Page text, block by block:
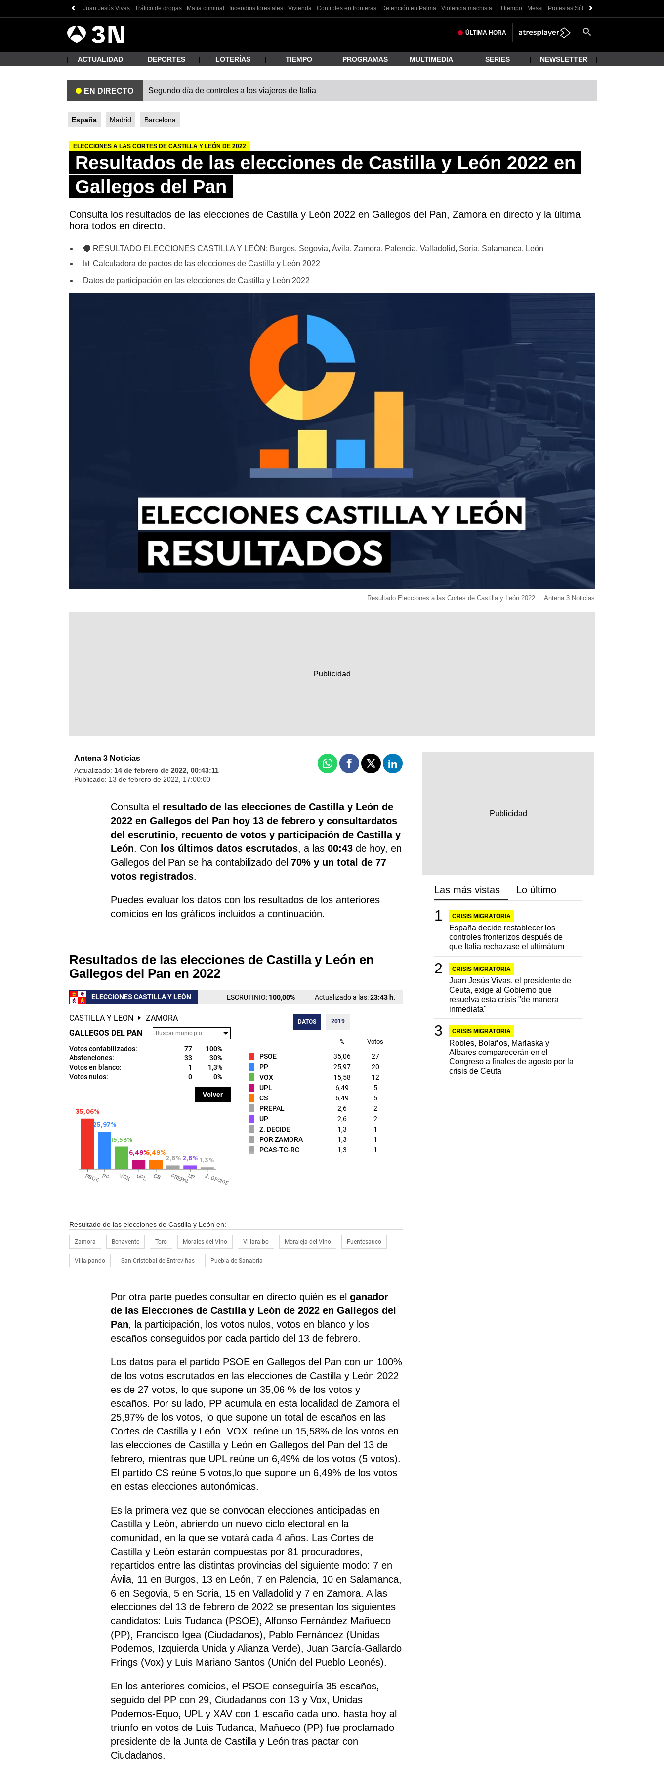
Juan Jesús Vivas Tráfico de drogas Mafia criminal Incendios forestales Vivienda Controles en fronteras Detención en Palma Violencia machista El tiempo Messi Protestas Sóller
3
Noticias ÚLTIMA HORA
Buscar
ACTUALIDAD DEPORTES LOTERÍAS TIEMPO PROGRAMAS MULTIMEDIA SERIES NEWSLETTER
EN DIRECTO Segundo día de controles a los viajeros de Italia
España Madrid Barcelona
ELECCIONES A LAS CORTES DE CASTILLA Y LEÓN DE 2022
Resultados de las elecciones de Castilla y León 2022 en
Gallegos del Pan
Consulta los resultados de las elecciones de Castilla y León 2022 en Gallegos del Pan, Zamora en directo y la última
hora todos en directo.
🔴 RESULTADO ELECCIONES CASTILLA Y LEÓN : Burgos, Segovia, Ávila, Zamora, Palencia, Valladolid, Soria, Salamanca, León
📊 Calculadora de pactos de las elecciones de Castilla y León 2022
Datos de participación en las elecciones de Castilla y León 2022
Resultado Elecciones a las Cortes de Castilla y León 2022 Antena 3 Noticias
Antena 3 Noticias
Actualizado: 14 de febrero de 2022, 00:43:11
Publicado: 13 de febrero de 2022, 17:00:00
WhatsappFacebook
X Linkedin
Consulta el resultado de las elecciones de Castilla y León de
2022 en Gallegos del Pan hoy 13 de febrero y consultardatos
del escrutinio, recuento de votos y participación de Castilla y
León. Con los últimos datos escrutados, a las00:43 de hoy, en
Gallegos del Pan se ha contabilizado del70% y un total de 77
votos registrados.
Puedes evaluar los datos con los resultados de los anteriores
comicios en los gráficos incluidos a continuación.
Resultados de las elecciones de Castilla y León en
Gallegos del Pan en 2022
ELECCIONES CASTILLA Y LEÓN ESCRUTINIO: 100,00% Actualizado a las: 23:43 h.
CASTILLA Y LEÓN
ZAMORA
GALLEGOS DEL PAN
Votos contabilizados: 77
100%
Abstenciones:
33
30%
Votos en blanco:
1
1,3%
Votos nulos:
0 0%
Volver
PSOE PP VOX UPL CS PREPALUP Z. DECIDE
35,06%
25,97%
15,58%
6,49%6,49%
2,6% 2,6% 1,3%
DATOS 2019
% Votos
PSOE 35,06
27
PP
25,97
20
VOX
15,58
12
UPL
6,49
5
CS
6,49
5
PREPAL
2,6
2
UP
2,6
2
Z. DECIDE
1,3
1
POR ZAMORA
1,3
1
PCAS-TC-RC
1,3 1
Resultado de las elecciones de Castilla y León en:
Zamora Benavente Toro Morales del Vino Villaralbo Moraleja del Vino Fuentesaúco
Villalpando San Cristóbal de Entreviñas Puebla de Sanabria
Por otra parte puedes consultar en directo quién es el ganador
de las Elecciones de Castilla y León de 2022 en Gallegos del
Pan, la participación, los votos nulos, votos en blanco y los
escaños conseguidos por cada partido del 13 de febrero.
Los datos para el partido PSOE en Gallegos del Pan con un 100%
de los votos escrutados en las elecciones de Castilla y León 2022
es de 27 votos, lo que supone un 35,06 % de los votos y
escaños. Por su lado, PP acumula en esta localidad de Zamora el
25,97% de los votos, lo que supone un total de escaños en las
Cortes de Castilla y León. VOX, reúne un 15,58% de los votos en
las elecciones de Castilla y León en Gallegos del Pan del 13 de
febrero, mientras que UPL reúne un 6,49% de los votos (5 votos).
El partido CS reúne 5 votos,lo que supone un 6,49% de los votos
en estas elecciones autonómicas.
Es la primera vez que se convocan elecciones anticipadas en
Castilla y León, abriendo un nuevo ciclo electoral en la
comunidad, en la que se votará cada 4 años. Las Cortes de
Castilla y León estarán compuestas por 81 procuradores,
repartidos entre las distintas provincias del siguiente modo: 7 en
Ávila, 11 en Burgos, 13 en León, 7 en Palencia, 10 en Salamanca,
6 en Segovia, 5 en Soria, 15 en Valladolid y 7 en Zamora. A las
elecciones del 13 de febrero de 2022 se presentan los siguientes
candidatos: Luis Tudanca (PSOE), Alfonso Fernández Mañueco
(PP), Francisco Igea (Ciudadanos), Pablo Fernández (Unidas
Podemos, Izquierda Unida y Alianza Verde), Juan García-Gallardo
Frings (Vox) y Luis Mariano Santos (Unión del Pueblo Leonés).
En los anteriores comicios, el PSOE conseguiría 35 escaños,
seguido del PP con 29, Ciudadanos con 13 y Vox, Unidas
Podemos-Equo, UPL y XAV con 1 escaño cada uno. hasta hoy al
triunfo en votos de Luis Tudanca, Mañueco (PP) fue proclamado
presidente de la Junta de Castilla y León tras pactar con
Ciudadanos.
Las más vistas Lo último
CRISIS MIGRATORIA
España decide restablecer los
controles fronterizos después de
que Italia rechazase el ultimátum
CRISIS MIGRATORIA
Juan Jesús Vivas, el presidente de
Ceuta, exige al Gobierno que
resuelva esta crisis "de manera
inmediata"
CRISIS MIGRATORIA
Robles, Bolaños, Marlaska y
Albares comparecerán en el
Congreso a finales de agosto por la
crisis de Ceuta